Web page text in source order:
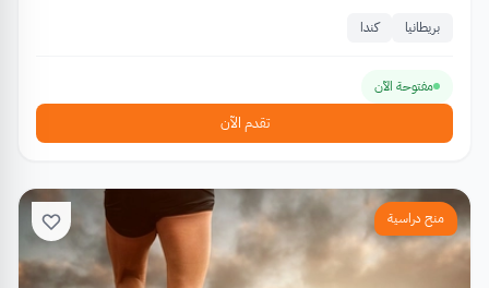
بريطانيا كندا
مفتوحة الآن
تقدم الآن
منح دراسية